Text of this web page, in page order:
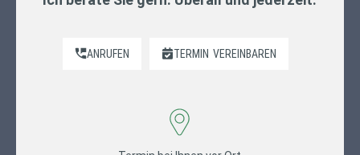
ANRUFEN TERMIN VEREINBAREN